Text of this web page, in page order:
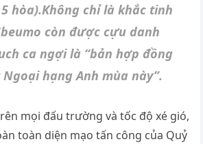
hòa).Không chỉ là khắc tinh
còn được cựu danh
ca ngợi là “bản hợp đồng
hạng Anh mùa này”.
mọi đấu trường và tốc độ xé gió,
toàn diện mạo tấn công của Quỷ